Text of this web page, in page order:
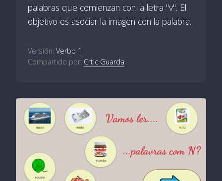
palabras que comienzan con la letra "v". El
objetivo es asociar la imagen con la palabra.
Versión: Verbo 1
Compartido por: Crtic Guarda